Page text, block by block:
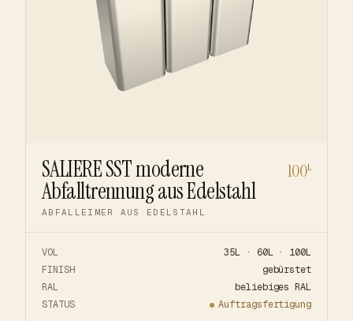
SALIERE SST moderne
Abfalltrennung aus Edelstahl
ABFALLEIMER AUS EDELSTAHL
100L
VOL
35L · 60L · 100L
FINISH
gebürstet
RAL
beliebiges RAL
STATUS
Auftragsfertigung